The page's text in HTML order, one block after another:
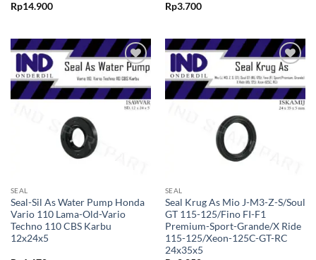
Rp14.900
Rp3.700
Tambahkan
ke Wishlist
SEAL
Seal-Sil As Water Pump Honda
Vario 110 Lama-Old-Vario
Techno 110 CBS Karbu
12x24x5
Tambahkan
ke Wishlist
SEAL
Seal Krug As Mio J-M3-Z-S/Soul
GT 115-125/Fino FI-F1
Premium-Sport-Grande/X Ride
115-125/Xeon-125C-GT-RC
24x35x5